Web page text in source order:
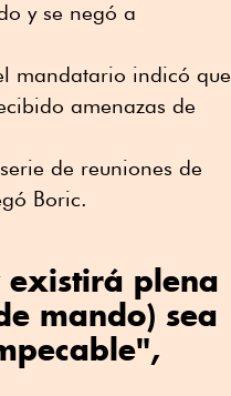
y se negó a
mandatario indicó que
amenazas de
de reuniones de
Boric.
existirá plena
mando) sea